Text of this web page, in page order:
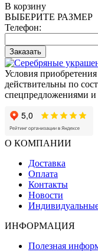
В корзину
ВЫБЕРИТЕ РАЗМЕР
Телефон:
Заказать
Условия
действительны по
спецпредложениями
О КОМПАНИИ
Доставка
Оплата
Контакты
Новости
ИНФОРМАЦИЯ
Полезная